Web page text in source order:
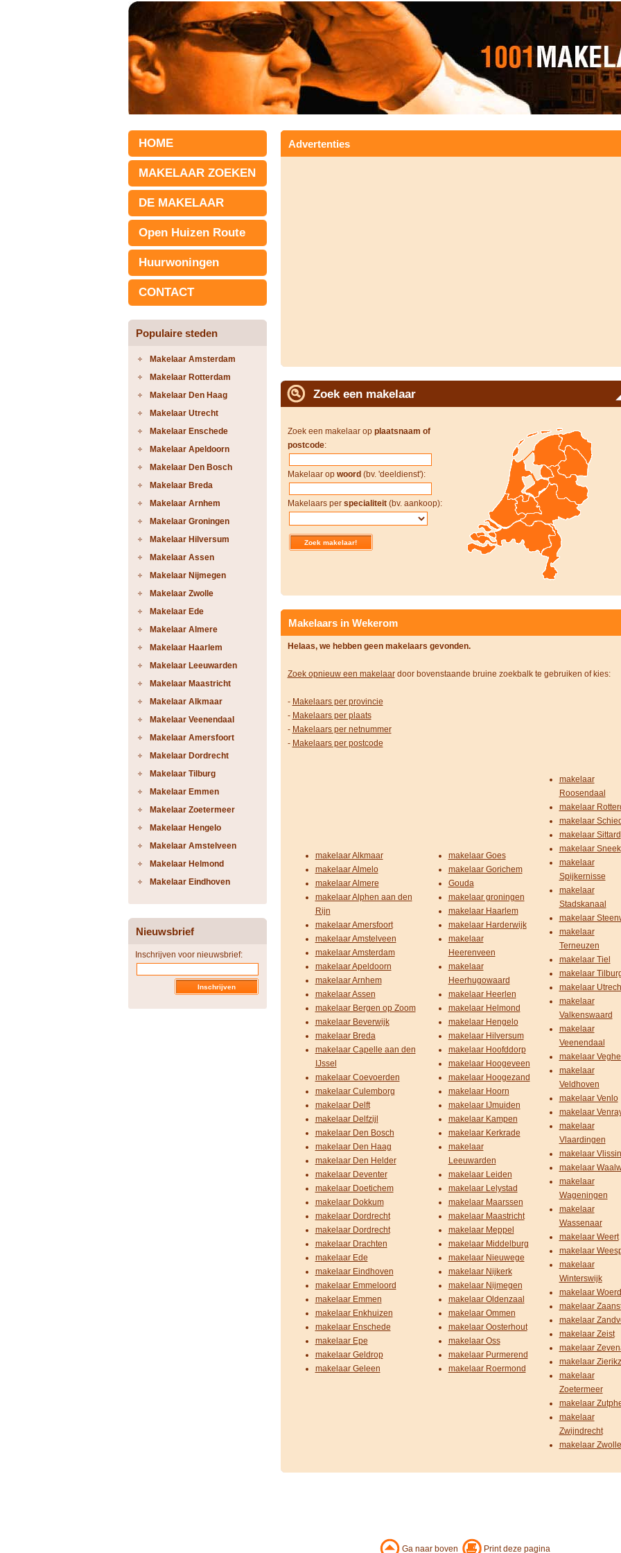
HOME
MAKELAAR ZOEKEN
DE MAKELAAR
Open Huizen Route
Huurwoningen
CONTACT
Populaire steden
Makelaar Amsterdam
Makelaar Rotterdam
Makelaar Den Haag
Makelaar Utrecht
Makelaar Enschede
Makelaar Apeldoorn
Makelaar Den Bosch
Makelaar Breda
Makelaar Arnhem
Makelaar Groningen
Makelaar Hilversum
Makelaar Assen
Makelaar Nijmegen
Makelaar Zwolle
Makelaar Ede
Makelaar Almere
Makelaar Haarlem
Makelaar Leeuwarden
Makelaar Maastricht
Makelaar Alkmaar
Makelaar Veenendaal
Makelaar Amersfoort
Makelaar Dordrecht
Makelaar Tilburg
Makelaar Emmen
Makelaar Zoetermeer
Makelaar Hengelo
Makelaar Amstelveen
Makelaar Helmond
Makelaar Eindhoven
Nieuwsbrief
Inschrijven voor nieuwsbrief:
Advertenties
Zoek een makelaar
Zoek een makelaar op plaatsnaam of
postcode:
Makelaar op woord (bv. 'deeldienst'):
Makelaars per specialiteit(bv. aankoop):
Makelaars in Wekerom
Helaas, we hebben geen makelaars gevonden.
Zoek opnieuw een makelaardoor bovenstaande bruine zoekbalk te gebruiken of kies:
- Makelaars per provincie
- Makelaars per plaats
- Makelaars per netnummer
- Makelaars per postcode
makelaar Alkmaar
makelaar Almelo
makelaar Almere
makelaar Alphen aan den
Rijn
makelaar Amersfoort
makelaar Amstelveen
makelaar Amsterdam
makelaar Apeldoorn
makelaar Arnhem
makelaar Assen
makelaar Bergen op Zoom
makelaar Beverwijk
makelaar Breda
makelaar Capelle aan den
IJssel
makelaar Coevoerden
makelaar Culemborg
makelaar Delft
makelaar Delfzijl
makelaar Den Bosch
makelaar Den Haag
makelaar Den Helder
makelaar Deventer
makelaar Doetichem
makelaar Dokkum
makelaar Dordrecht
makelaar Dordrecht
makelaar Drachten
makelaar Ede
makelaar Eindhoven
makelaar Emmeloord
makelaar Emmen
makelaar Enkhuizen
makelaar Enschede
makelaar Epe
makelaar Geldrop
makelaar Geleen
makelaar Goes
makelaar Gorichem
Gouda
makelaar groningen
makelaar Haarlem
makelaar Harderwijk
makelaar
Heerenveen
makelaar
Heerhugowaard
makelaar Heerlen
makelaar Helmond
makelaar Hengelo
makelaar Hilversum
makelaar Hoofddorp
makelaar Hoogeveen
makelaar Hoogezand
makelaar Hoorn
makelaar IJmuiden
makelaar Kampen
makelaar Kerkrade
makelaar
Leeuwarden
makelaar Leiden
makelaar Lelystad
makelaar Maarssen
makelaar Maastricht
makelaar Meppel
makelaar Middelburg
makelaar Nieuwege
makelaar Nijkerk
makelaar Nijmegen
makelaar Oldenzaal
makelaar Ommen
makelaar Oosterhout
makelaar Oss
makelaar Purmerend
makelaar Roermond
makelaar
Roosendaal
makelaar
makelaar
makelaar Sittard
makelaar Sneek
makelaar
Spijkernisse
makelaar
Stadskanaal
makelaar
makelaar
Terneuzen
makelaar Tiel
makelaar
makelaar
makelaar
Valkenswaard
makelaar
Veenendaal
makelaar
makelaar
Veldhoven
makelaar Venlo
makelaar
makelaar
Vlaardingen
makelaar
makelaar
makelaar
Wageningen
makelaar
Wassenaar
makelaar Weert
makelaar
makelaar
Winterswijk
makelaar
makelaar
makelaar
makelaar Zeist
makelaar
makelaar
makelaar
Zoetermeer
makelaar
makelaar
Zwijndrecht
makelaar Zwolle
Ga naar boven Print deze pagina